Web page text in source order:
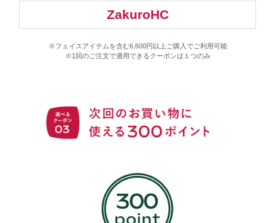
※フェイスアイテムを含む6,600円以上ご購入でご利用可能
※1回のご注文で適用できるクーポンは１つのみ